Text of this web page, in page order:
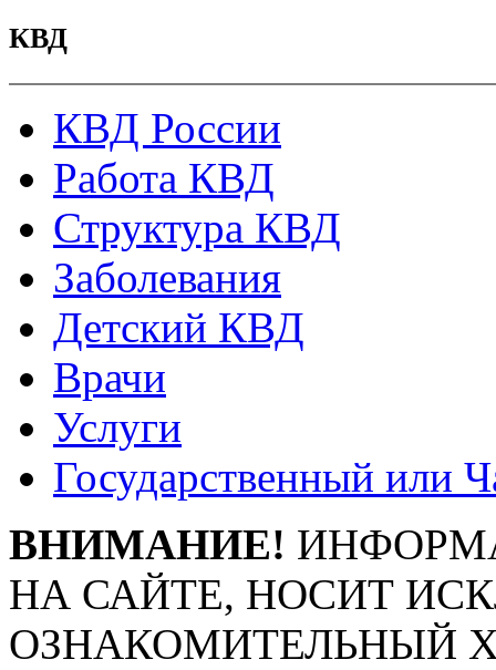
КВД
КВД России
Работа КВД
Структура КВД
Заболевания
Детский КВД
Врачи
Услуги
Государственный или
ВНИМАНИЕ!
НА САЙТЕ, НОСИТ
ОЗНАКОМИТЕЛЬНЫЙ